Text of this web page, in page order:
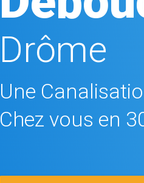
Drôme
Une
Chez vous en